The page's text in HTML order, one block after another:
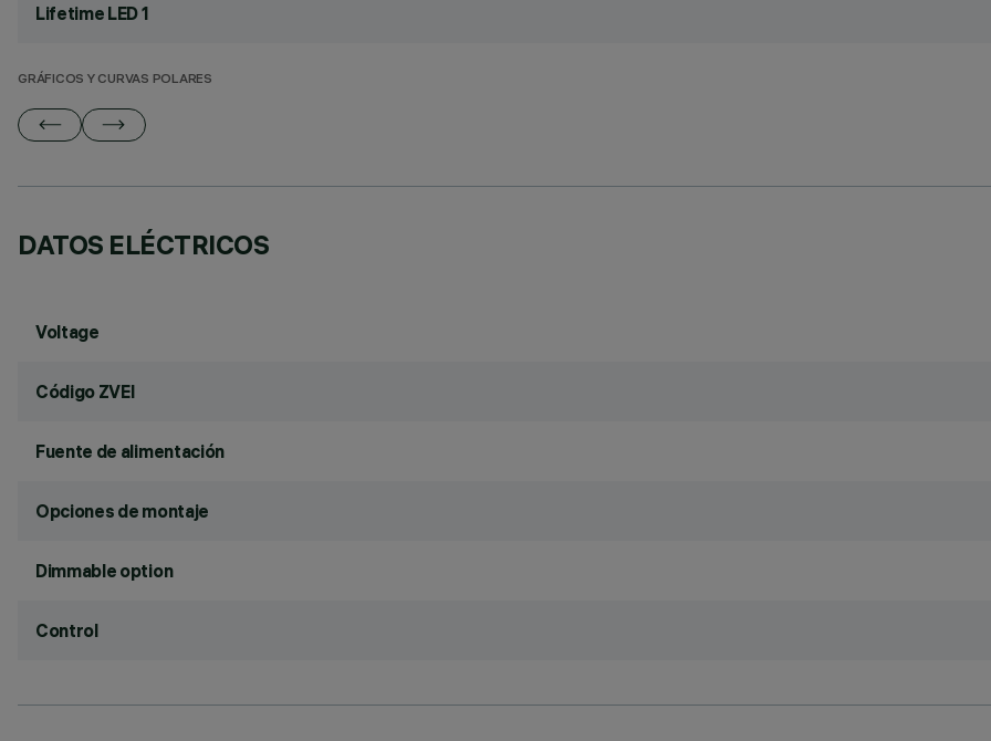
Lifetime LED 1
GRÁFICOS Y CURVAS POLARES
DATOS ELÉCTRICOS
Voltage
Código ZVEI
Fuente de alimentación
Opciones de montaje
Dimmable option
Control